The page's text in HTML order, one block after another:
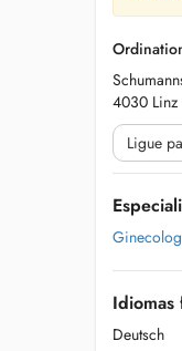
4030 Linz
Ligue
Idiomas
Deutsch